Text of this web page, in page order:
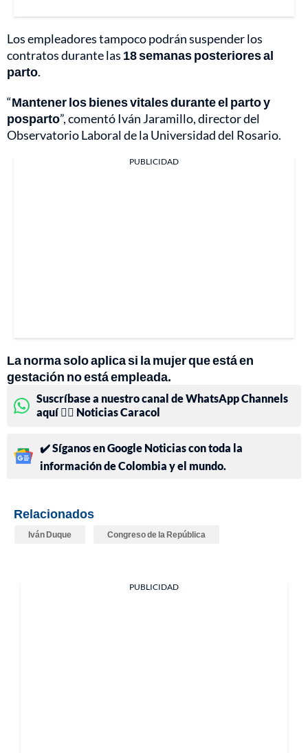
Los empleadores tampoco podrán suspender los
contratos durante las 18 semanas posteriores al
parto.
“Mantener los bienes vitales durante el parto y
posparto”, comentó Iván Jaramillo, director del
Observatorio Laboral de la Universidad del Rosario.
PUBLICIDAD
La norma solo aplica si la mujer que está en
gestación no está empleada.
Suscríbase a nuestro canal de WhatsApp Channels
aquí 👉🏻 Noticias Caracol
✔️ Síganos en Google Noticias con toda la
información de Colombia y el mundo.
Relacionados
Iván Duque Congreso de la República
PUBLICIDAD